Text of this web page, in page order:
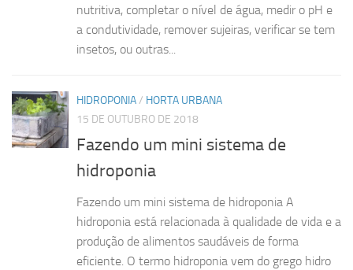
nutritiva, completar o nível de água, medir o pH e
a condutividade, remover sujeiras, verificar se tem
insetos, ou outras...
HIDROPONIA/ HORTA URBANA
15 DE OUTUBRO DE 2018
Fazendo um mini sistema de
hidroponia
Fazendo um mini sistema de hidroponia A
hidroponia está relacionada à qualidade de vida e a
produção de alimentos saudáveis de forma
eficiente. O termo hidroponia vem do grego hidro